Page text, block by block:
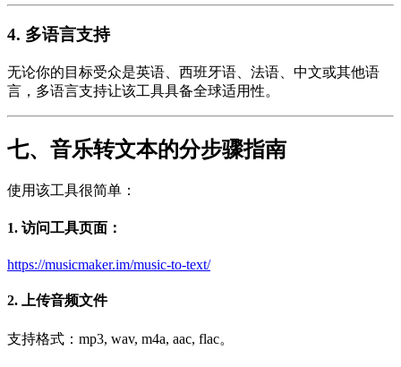
4. 多语言支持
无论你的目标受众是英语、西班牙语、法语、中文或其他语
言，多语言支持让该工具具备全球适用性。
七、音乐转文本的分步骤指南
使用该工具很简单：
1. 访问工具页面：
https://musicmaker.im/music-to-text/
2. 上传音频文件
支持格式：mp3, wav, m4a, aac, flac。